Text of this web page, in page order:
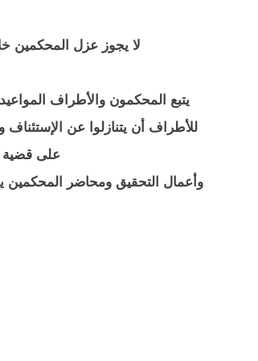
لا يجوز عزل المحكمين خلال
يتبع المحكمون والأطراف
للأطراف أن يتنازلوا عن
على قضية
وأعمال التحقيق ومحاضر المحكمين